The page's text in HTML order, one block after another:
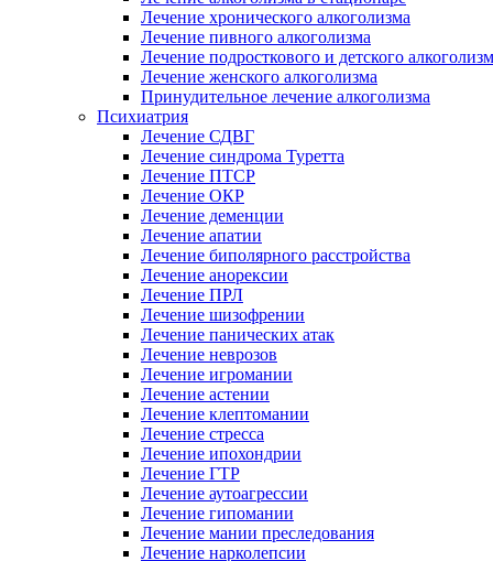
Лечение хронического алкоголизма
Лечение пивного алкоголизма
Лечение подросткового и детского
Лечение женского алкоголизма
Принудительное лечение алкоголизма
Психиатрия
Лечение СДВГ
Лечение синдрома Туретта
Лечение ПТСР
Лечение ОКР
Лечение деменции
Лечение апатии
Лечение биполярного расстройства
Лечение анорексии
Лечение ПРЛ
Лечение шизофрении
Лечение панических атак
Лечение неврозов
Лечение игромании
Лечение астении
Лечение клептомании
Лечение стресса
Лечение ипохондрии
Лечение ГТР
Лечение аутоагрессии
Лечение гипомании
Лечение мании преследования
Лечение нарколепсии